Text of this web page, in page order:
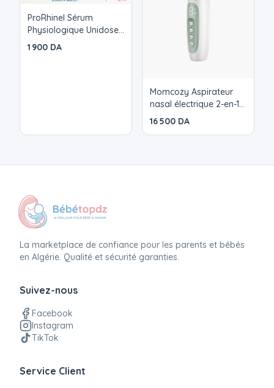
ProRhinel Sérum
Physiologique Unidoses
Stériles 30x5ml
1 900 DA
Momcozy Aspirateur
nasal électrique 2-en-1 –
Mouche-bébé avec
16 500 DA
La marketplace de confiance pour les parents et bébés
en Algérie. Qualité et sécurité garanties.
Suivez-nous
Facebook
Instagram
TikTok
Service Client